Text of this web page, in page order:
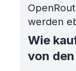
werden
Wie
von